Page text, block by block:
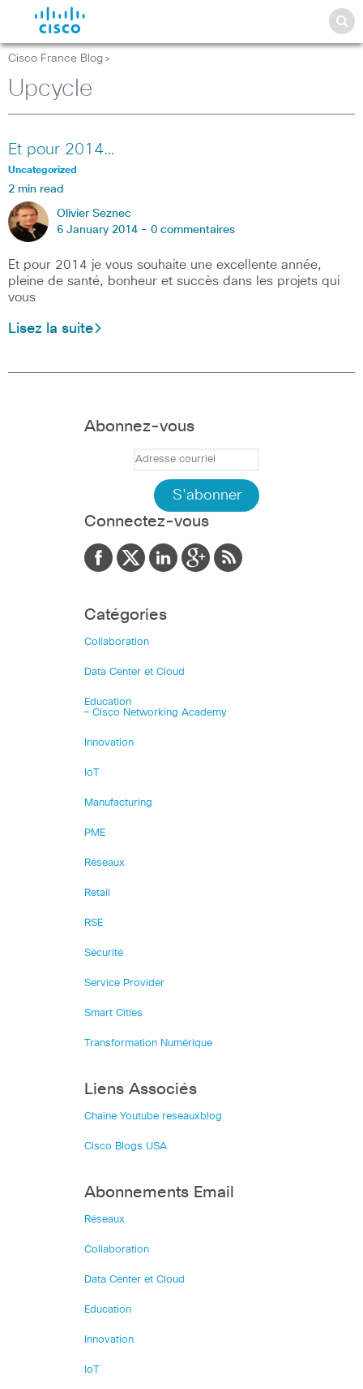
Cisco France Blog >
Upcycle
Et pour 2014…
Uncategorized
2 min read
Olivier Seznec
6 January 2014 - 0 commentaires
Et pour 2014 je vous souhaite une excellente année,
pleine de santé, bonheur et succès dans les projets qui
vous
Lisez la suite
Abonnez-vous
Connectez-vous
Catégories
Collaboration
Data Center et Cloud
Education
– Cisco Networking Academy
Innovation
IoT
Manufacturing
PME
Réseaux
Retail
RSE
Sécurité
Service Provider
Smart Cities
Transformation Numérique
Liens Associés
Chaîne Youtube reseauxblog
Cisco Blogs USA
Abonnements Email
Réseaux
Collaboration
Data Center et Cloud
Education
Innovation
IoT